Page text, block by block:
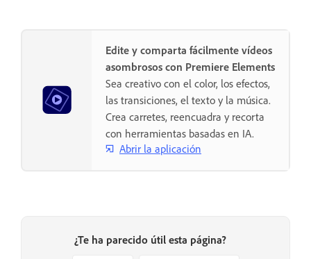
Edite y comparta fácilmente vídeos
asombrosos con Premiere Elements
Sea creativo con el color, los efectos,
las transiciones, el texto y la música.
Crea carretes, reencuadra y recorta
con herramientas basadas en IA.
Abrir la aplicación
¿Te ha parecido útil esta página?